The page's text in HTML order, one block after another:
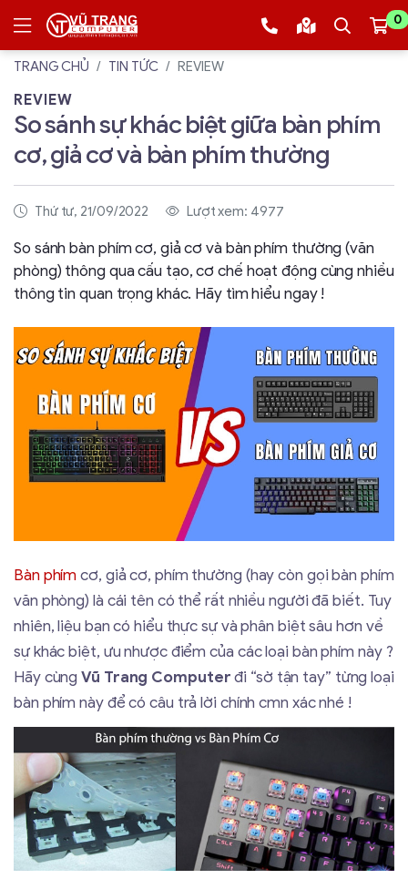
0
TRANG CHỦ TIN TỨC REVIEW
REVIEW
So sánh sự khác biệt giữa bàn phím
cơ, giả cơ và bàn phím thường
Thứ tư, 21/09/2022 Lượt xem: 4977
So sánh bàn phím cơ, giả cơ và bàn phím thường (văn
phòng) thông qua cấu tạo, cơ chế hoạt động cùng nhiều
thông tin quan trọng khác. Hãy tìm hiểu ngay !
Bàn phímcơ, giả cơ, phím thường (hay còn gọi bàn phím
văn phòng) là cái tên có thể rất nhiều người đã biết. Tuy
nhiên, liệu bạn có hiểu thực sự và phân biệt sâu hơn về
sự khác biệt, ưu nhược điểm của các loại bàn phím này ?
Hãy cùngVũ Trang Computerđi “sờ tận tay” từng loại
bàn phím này để có câu trả lời chính cmn xác nhé !